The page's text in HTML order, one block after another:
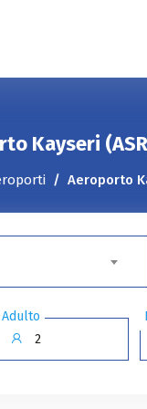
Kayseri
Aeroporto
Adulto